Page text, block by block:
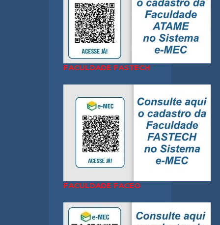
FACULDADE FASTECH
FACULDADE FACEO